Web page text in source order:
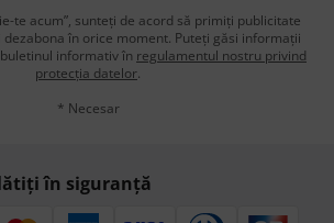
te acum”, sunteți de acord să primiți publicitate
dezabona în orice moment. Puteți găsi informații
informativ în regulamentul nostru privind
protecția datelor.
* Necesar
în siguranță